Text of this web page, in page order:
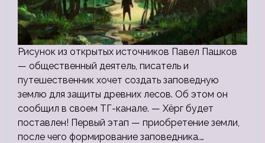
Рисунок из открытых источников Павел Пашков
— общественный деятель, писатель и
путешественник хочет создать заповедную
землю для защиты древних лесов. Об этом он
сообщил в своем ТГ-канале. — Хёрг будет
поставлен! Первый этап — приобретение земли,
после чего формирование заповедника.…